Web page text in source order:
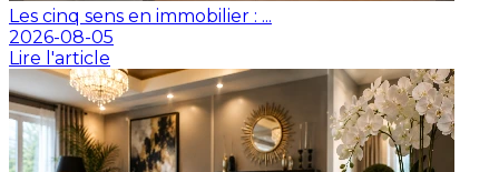
Les cinq sens en immobilier : ...
2026-08-05
Lire l'article